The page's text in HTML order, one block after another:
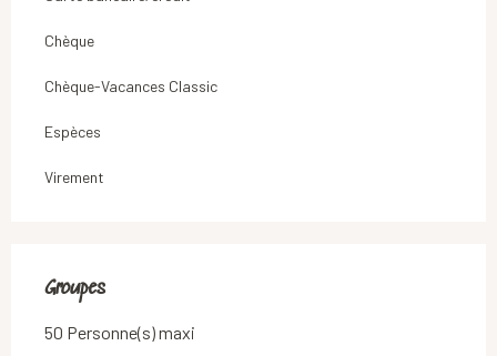
Chèque
Chèque-Vacances Classic
Espèces
Virement
Groupes
Groupes
50 Personne(s) maxi